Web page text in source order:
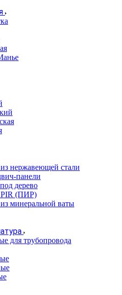
нержавеющей стали
панели
дерево
PIR (ПИР)
минеральной ваты
для трубопровода